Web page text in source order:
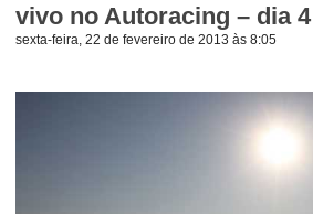
vivo no Autoracing – dia 4
sexta-feira, 22 de fevereiro de 2013 às 8:05